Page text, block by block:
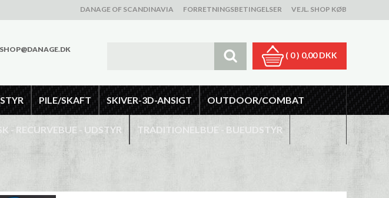
DANAGE OF SCANDINAVIA FORRETNINGSBETINGELSER VEJL. SHOP KØB
( 0 ) 0,00 DKK
PILE/SKAFT SKIVER-3D-ANSIGT OUTDOOR/COMBAT
- RECURVEBUE - UDSTYR TRADITIONELBUE - BUEUDSTYR